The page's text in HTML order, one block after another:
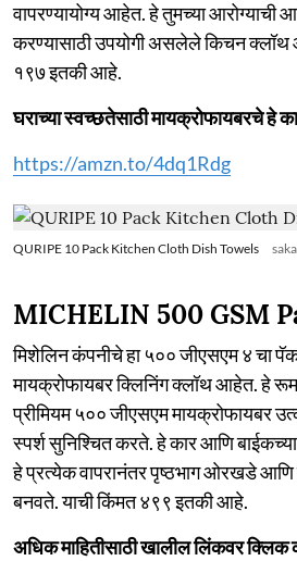
वापरण्यायोग्य आहेत. हे तुमच्या आरोग्याची
करण्यासाठी उपयोगी असलेले किचन क्लॉथ
१९७ इतकी आहे.
घराच्या स्वच्छतेसाठी मायक्रोफायबरचे हे
https://amzn.to/4dq1Rdg
QURIPE 10 Pack Kitchen Cloth Dish Towels
MICHELIN 500 GSM
मिशेलिन कंपनीचे हा ५०० जीएसएम ४ चा
मायक्रोफायबर क्लिनिंग क्लॉथ आहेत. हे
प्रीमियम ५०० जीएसएम मायक्रोफायबर
स्पर्श सुनिश्चित करते. हे कार आणि
हे प्रत्येक वापरानंतर पृष्ठभाग ओरखडे आणि
बनवते. याची किंमत ४९९ इतकी आहे.
अधिक माहितीसाठी खालील लिंकवर क्लिक